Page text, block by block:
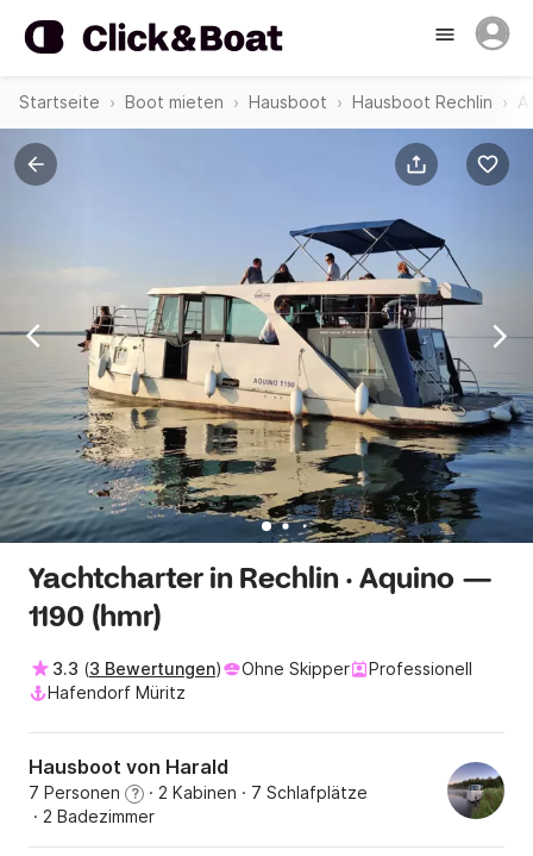
Startseite Boot mieten Hausboot Hausboot Rechlin
Yachtcharter in Rechlin · Aquino —
1190 (hmr)
3.3 (3 Bewertungen) Ohne Skipper
Professionell
Hafendorf Müritz
Hausboot von Harald
7 Personen ? · 2 Kabinen · 7 Schlafplätze
· 2 Badezimmer